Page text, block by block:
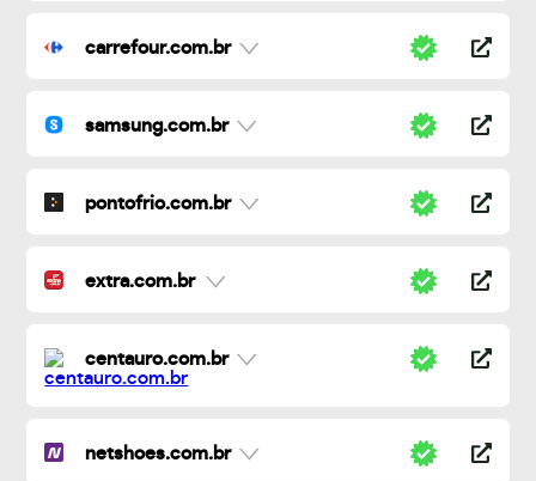
carrefour.com.br
samsung.com.br
pontofrio.com.br
extra.com.br
centauro.com.br
netshoes.com.br